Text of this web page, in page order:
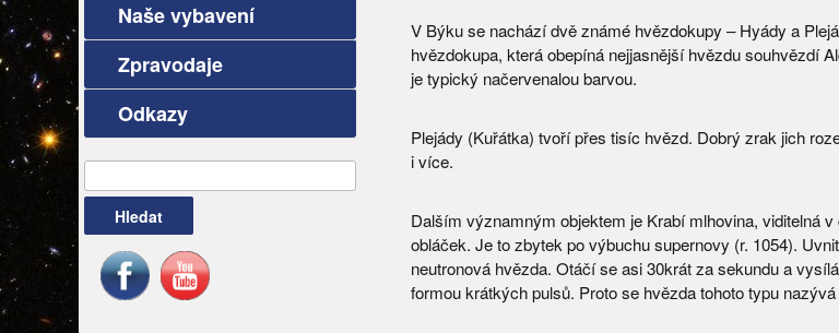
Naše vybavení
Zpravodaje
Odkazy
V Býku se nachází dvě známé hvězdokupy – Hyády a
hvězdokupa, která obepíná nejjasnější hvězdu souhvězdí
je typický načervenalou barvou.
Plejády (Kuřátka) tvoří přes tisíc hvězd. Dobrý zrak jich
i více.
Dalším významným objektem je Krabí mlhovina, viditelná
obláček. Je to zbytek po výbuchu supernovy (r. 1054).
neutronová hvězda. Otáčí se asi 30krát za sekundu a
formou krátkých pulsů. Proto se hvězda tohoto typu nazývá